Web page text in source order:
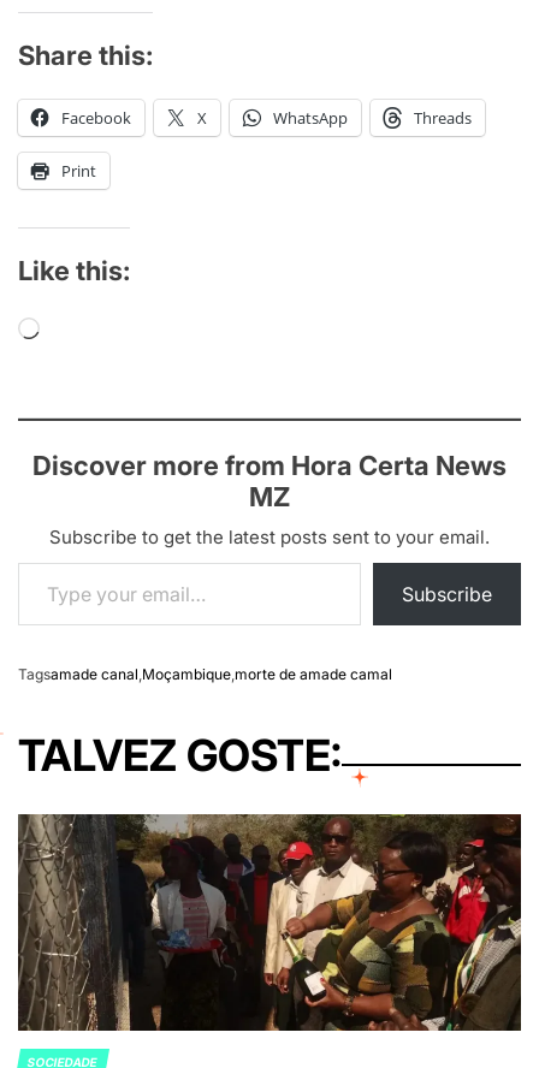
Share this:
Facebook X WhatsApp Threads
Print
Like this:
Loading…
Discover more from Hora Certa News
MZ
Subscribe to get the latest posts sent to your email.
Type your email…
Subscribe
Tagsamade canal,Moçambique,morte de amade camal
TALVEZ GOSTE:
SOCIEDADE